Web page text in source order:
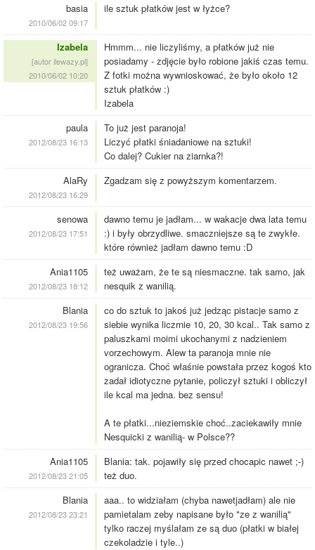
basia
2010/06/02 09:17
ile sztuk płatków jest w łyżce?
Izabela
[autor ilewazy.pl]
2010/06/02 10:20
Hmmm... nie liczyliśmy, a płatków już nie
posiadamy - zdjęcie było robione jakiś czas temu.
Z fotki można wywnioskować, że było około 12
sztuk płatków :)
Izabela
paula
2012/08/23 16:13
To już jest paranoja!
Liczyć płatki śniadaniowe na sztuki!
Co dalej? Cukier na ziarnka?!
AlaRy
2012/08/23 16:29
Zgadzam się z powyższym komentarzem.
senowa
2012/08/23 17:51
dawno temu je jadłam... w wakacje dwa lata temu
:) i były obrzydliwe. smaczniejsze są te zwykłe.
które również jadłam dawno temu :D
Ania1105
2012/08/23 18:12
też uważam, że te są niesmaczne. tak samo, jak
nesquik z wanilią.
Blania
2012/08/23 19:56
co do sztuk to jakoś już jedząc pistacje samo z
siebie wynika liczrnie 10, 20, 30 kcal.. Tak samo z
paluszkami moimi ukochanymi z nadzieniem
vorzechowym. Alew ta paranoja mnie nie
ogranicza. Choć właśnie powstała przez kogoś kto
zadał idiotyczne pytanie, policzył sztuki i obliczył
ile kcal ma jedna. bez sensu!
A te płatki...nieziemskie choć..zaciekawiły mnie
Nesquicki z wanilią- w Polsce??
Ania1105
2012/08/23 21:05
Blania: tak. pojawiły się przed chocapic nawet ;-)
też duo.
Blania
2012/08/23 23:21
aaa.. to widziałam (chyba nawetjadłam) ale nie
pamietalam zeby napisane było "ze z wanilią"
tylko raczej myślałam ze są duo (płatki w białej
czekoladzie i tyle..)